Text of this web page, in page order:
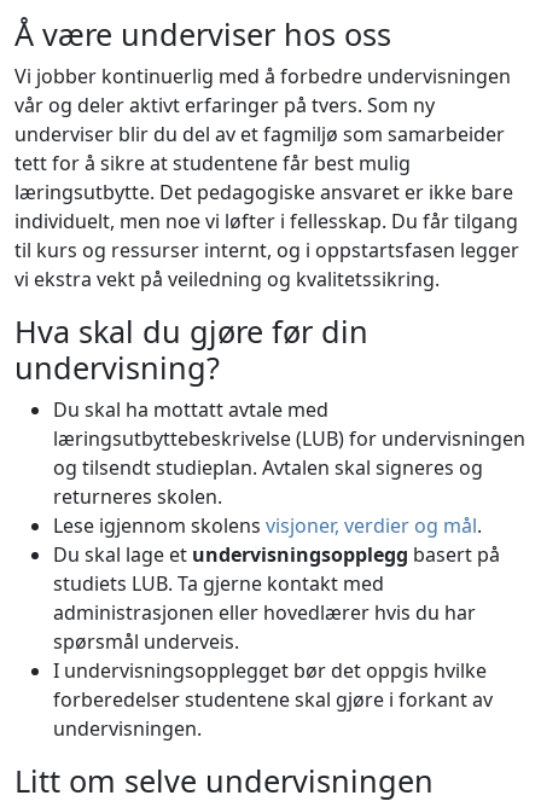
Å være underviser hos oss
Vi jobber kontinuerlig med å forbedre undervisningen
vår og deler aktivt erfaringer på tvers. Som ny
underviser blir du del av et fagmiljø som samarbeider
tett for å sikre at studentene får best mulig
læringsutbytte. Det pedagogiske ansvaret er ikke bare
individuelt, men noe vi løfter i fellesskap. Du får tilgang
til kurs og ressurser internt, og i oppstartsfasen legger
vi ekstra vekt på veiledning og kvalitetssikring.
Hva skal du gjøre før din
undervisning?
Du skal ha mottatt avtale med
læringsutbyttebeskrivelse (LUB) for undervisningen
og tilsendt studieplan. Avtalen skal signeres og
returneres skolen.
Lese igjennom skolens visjoner, verdier og mål.
Du skal lage et undervisningsopplegg basert på
studiets LUB. Ta gjerne kontakt med
administrasjonen eller hovedlærer hvis du har
spørsmål underveis.
I undervisningsopplegget bør det oppgis hvilke
forberedelser studentene skal gjøre i forkant av
undervisningen.
Litt om selve undervisningen